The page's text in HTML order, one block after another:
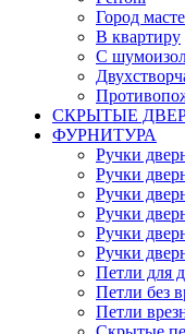
Город
В квартиру
С
СКРЫТЫЕ
ФУРНИТУРА
Ручки
Ручки
Ручки
Ручки
Ручки
Ручки
Петли для
Петли без
Петли